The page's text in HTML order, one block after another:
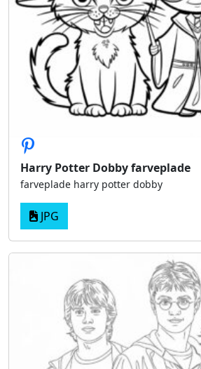
Harry Potter Dobby farveplade
farveplade harry potter dobby
JPG